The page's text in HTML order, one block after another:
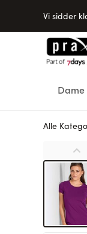
Vi sidder
Skip to Content
Dame
Alle